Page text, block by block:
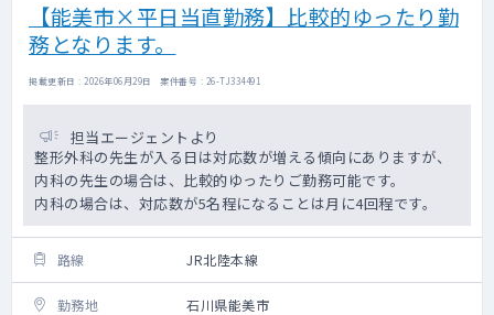
【能美市×平日当直勤務】比較的ゆったり勤
務となります。
掲載更新日 : 2026年06月29日 案件番号 : 26-TJ334491
担当エージェントより
整形外科の先生が入る日は対応数が増える傾向にありますが、
内科の先生の場合は、比較的ゆったりご勤務可能です。
内科の場合は、対応数が5名程になることは月に4回程です。
路線 JR北陸本線
勤務地 石川県能美市